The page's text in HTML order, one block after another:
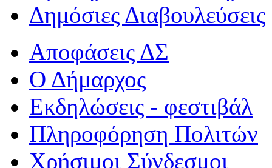
Δημόσιες Διαβουλεύσεις
Αποφάσεις ΔΣ
Ο Δήμαρχος
Εκδηλώσεις - φεστιβάλ
Πληροφόρηση Πολιτών
Χρήσιμοι Σύνδεσμοι